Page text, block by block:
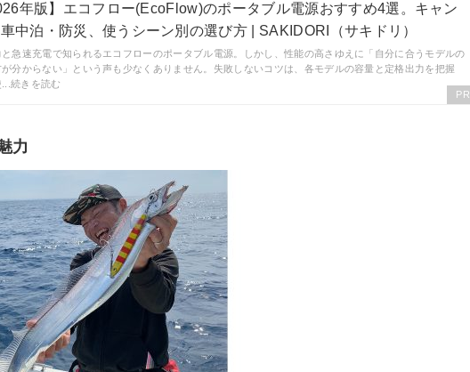
年版】エコフロー(EcoFlow)のポータブル電源おすすめ4選。キャン
中泊・防災、使うシーン別の選び方 | SAKIDORI（サキドリ）
と急速充電で知られるエコフローのポータブル電源。しかし、性能の高さゆえに「自分に合うモデルの
分からない」という声も少なくありません。失敗しないコツは、各モデルの容量と定格出力を把握
...続きを読む
PR
力